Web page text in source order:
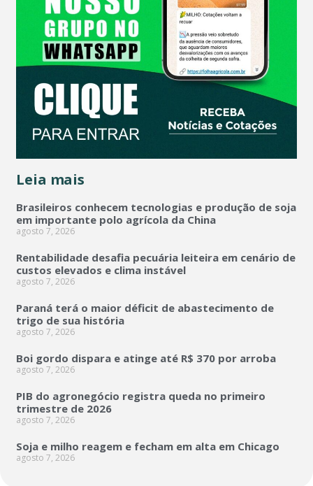
Leia mais
Brasileiros conhecem tecnologias e produção de soja
em importante polo agrícola da China
agosto 7, 2026
Rentabilidade desafia pecuária leiteira em cenário de
custos elevados e clima instável
agosto 7, 2026
Paraná terá o maior déficit de abastecimento de
trigo de sua história
agosto 7, 2026
Boi gordo dispara e atinge até R$ 370 por arroba
agosto 7, 2026
PIB do agronegócio registra queda no primeiro
trimestre de 2026
agosto 7, 2026
Soja e milho reagem e fecham em alta em Chicago
agosto 7, 2026